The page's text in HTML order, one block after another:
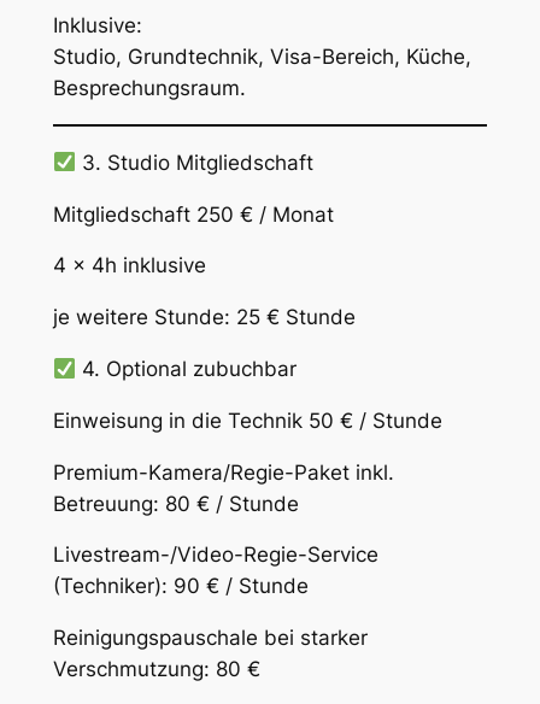
Inklusive:
Studio, Grundtechnik, Visa-Bereich, Küche,
Besprechungsraum.
3. Studio Mitgliedschaft
Mitgliedschaft 250 € / Monat
4 x 4h inklusive
je weitere Stunde: 25 € Stunde
4. Optional zubuchbar
Einweisung in die Technik 50 € / Stunde
Premium-Kamera/Regie-Paket inkl.
Betreuung: 80 € / Stunde
Livestream-/Video-Regie-Service
(Techniker): 90 € / Stunde
Reinigungspauschale bei starker
Verschmutzung: 80 €